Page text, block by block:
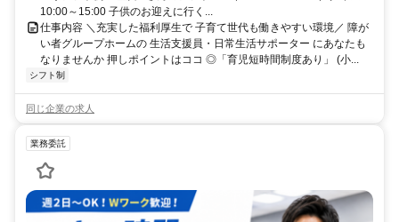
10:00～15:00 子供のお迎えに行く...
仕事内容 ＼充実した福利厚生で 子育て世代も働きやすい環境／ 障が
い者グループホームの 生活支援員・日常生活サポーター にあなたも
なりませんか 押しポイントはココ ◎「育児短時間制度あり」 (小...
シフト制
同じ企業の求人
業務委託